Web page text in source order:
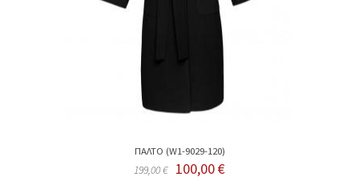
ΠΑΛΤΟ (W1-9029-120)
199,00 € 100,00 €